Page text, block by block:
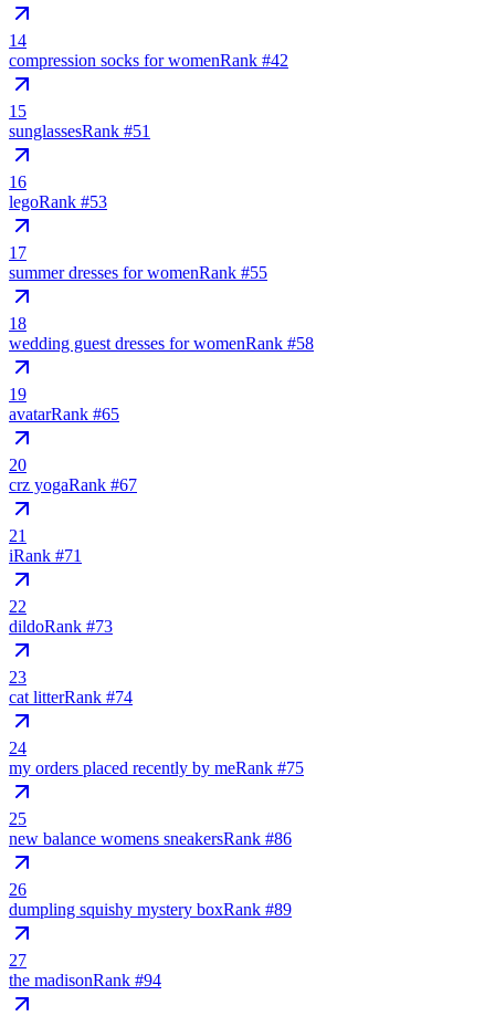
14
compression socks for womenRank #42
15
sunglassesRank #51
16
legoRank #53
17
summer dresses for womenRank #55
18
wedding guest dresses for womenRank #58
19
avatarRank #65
20
crz yogaRank #67
21
iRank #71
22
dildoRank #73
23
cat litterRank #74
24
my orders placed recently by meRank #75
25
new balance womens sneakersRank #86
26
dumpling squishy mystery boxRank #89
27
the madisonRank #94